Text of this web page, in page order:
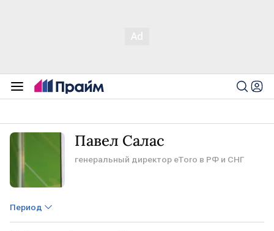
Павел Салас
генеральный директор eToro в РФ и СНГ
Период